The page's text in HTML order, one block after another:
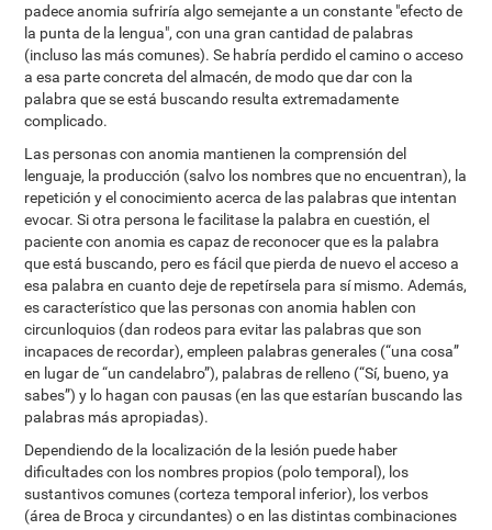
padece anomia sufriría algo semejante a un constante "efecto de
la punta de la lengua", con una gran cantidad de palabras
(incluso las más comunes). Se habría perdido el camino o acceso
a esa parte concreta del almacén, de modo que dar con la
palabra que se está buscando resulta extremadamente
complicado.
Las personas con anomia mantienen la comprensión del
lenguaje, la producción (salvo los nombres que no encuentran), la
repetición y el conocimiento acerca de las palabras que intentan
evocar. Si otra persona le facilitase la palabra en cuestión, el
paciente con anomia es capaz de reconocer que es la palabra
que está buscando, pero es fácil que pierda de nuevo el acceso a
esa palabra en cuanto deje de repetírsela para sí mismo. Además,
es característico que las personas con anomia hablen con
circunloquios (dan rodeos para evitar las palabras que son
incapaces de recordar), empleen palabras generales (“una cosa”
en lugar de “un candelabro”), palabras de relleno (“Sí, bueno, ya
sabes”) y lo hagan con pausas (en las que estarían buscando las
palabras más apropiadas).
Dependiendo de la localización de la lesión puede haber
dificultades con los nombres propios (polo temporal), los
sustantivos comunes (corteza temporal inferior), los verbos
(área de Broca y circundantes) o en las distintas combinaciones